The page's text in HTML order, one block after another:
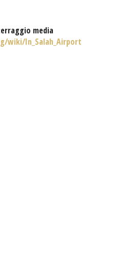
media
wiki/In_Salah_Airport